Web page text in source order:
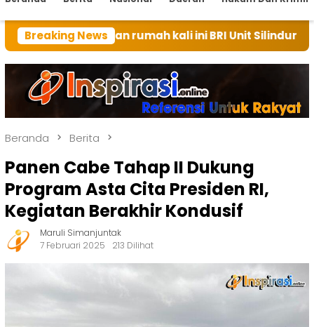
Breaking News
tuan rumah kali ini BRI Unit Silindung Tarutung
Beranda Berita
Panen Cabe Tahap II Dukung
Program Asta Cita Presiden RI,
Kegiatan Berakhir Kondusif
Maruli Simanjuntak
7 Februari 2025
213 Dilihat